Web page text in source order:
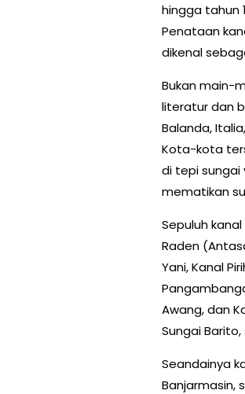
hingga tahun
Penataan
dikenal
Bukan main-
literatur dan
Balanda,
Kota-kota
di tepi sungai
mematikan
Sepuluh
Raden
Yani, Kanal
Awang, dan
Sungai
Seandainya
Banjarmasin,